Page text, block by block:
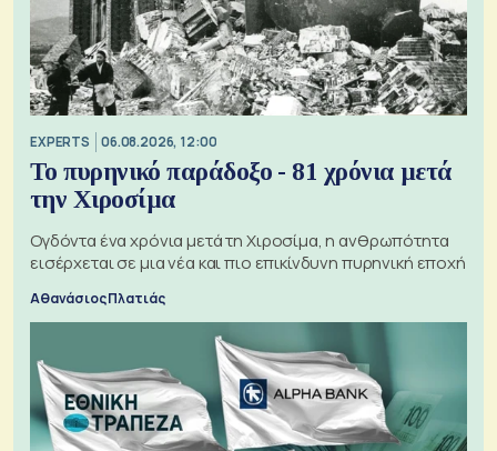
EXPERTS 06.08.2026, 12:00
Το πυρηνικό παράδοξο - 81 χρόνια μετά
την Χιροσίμα
Ογδόντα ένα χρόνια μετά τη Χιροσίμα, η ανθρωπότητα
εισέρχεται σε μια νέα και πιο επικίνδυνη πυρηνική εποχή
Αθανάσιος Πλατιάς